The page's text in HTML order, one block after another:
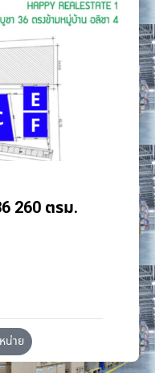
260 ตรม.
น่าย